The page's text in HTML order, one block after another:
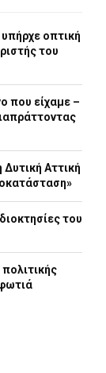
οπτική
του
που είχαμε –
Αττική
του